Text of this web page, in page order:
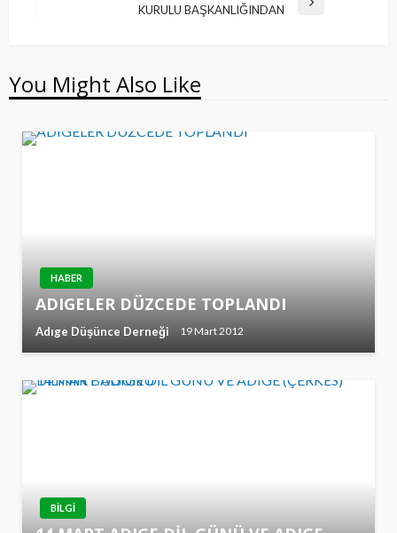
KURULU BAŞKANLIĞINDAN
You Might Also Like
HABER
ADIGELER DÜZCEDE TOPLANDI
Adıge Düşünce Derneği 19 Mart 2012
BILGI